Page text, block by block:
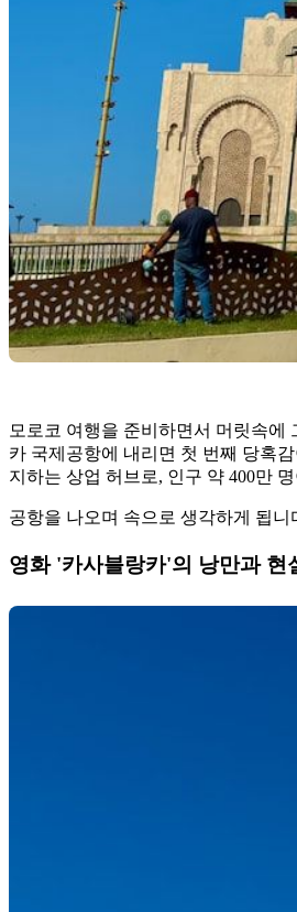
모로코 여행을 준비하면서 머릿속
카 국제공항에 내리면 첫 번째 당혹
지하는 상업 허브로, 인구 약 400만
공항을 나오며 속으로 생각하게 됩
영화 '카사블랑카'의 낭만과 현